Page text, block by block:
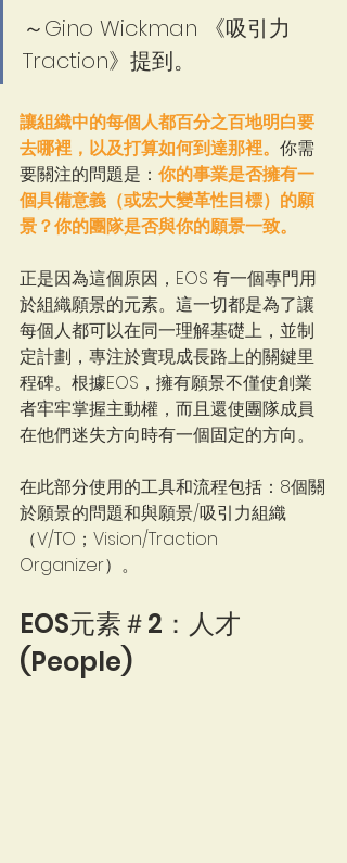
～Gino Wickman 《吸引力
Traction》提到。
讓組織中的每個人都百分之百地明白要
去哪裡，以及打算如何到達那裡。 你需
要關注的問題是： 你的事業是否擁有一
個具備意義（或宏大變革性目標）的願
景？你的團隊是否與你的願景一致。
正是因為這個原因，EOS 有一個專門用
於組織願景的元素。這一切都是為了讓
每個人都可以在同一理解基礎上，並制
定計劃，專注於實現成長路上的關鍵里
程碑。根據EOS，擁有願景不僅使創業
者牢牢掌握主動權，而且還使團隊成員
在他們迷失方向時有一個固定的方向。
在此部分使用的工具和流程包括：8個關
於願景的問題和與願景/吸引力組織
（V/TO；Vision/Traction
Organizer）。
EOS元素＃2：人才
(People)